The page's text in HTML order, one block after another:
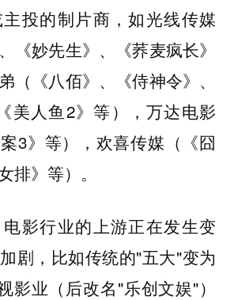
投的制片商，如光线传媒
《妙先生》、《荞麦疯长》
（《八佰》、《侍神令》、
美人鱼2》等），万达电影
案3》等），欢喜传媒（《囧
排》等）。
影行业的上游正在发生变
剧，比如传统的"五大"变为
影业（后改名"乐创文娱"）